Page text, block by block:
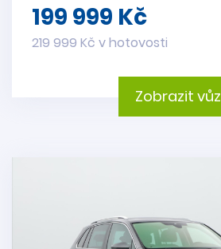
199 999 Kč
219 999 Kč v hotovosti
Zobrazit vůz